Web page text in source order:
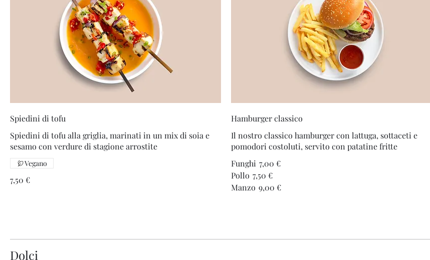
Spiedini di tofu
Spiedini di tofu alla griglia, marinati in un mix di soia e
sesamo con verdure di stagione arrostite
7,50 €
Vegano
Hamburger classico
Il nostro classico hamburger con lattuga, sottaceti e
pomodori costoluti, servito con patatine fritte
Funghi 7,00 €
Pollo 7,50 €
Manzo 9,00 €
Dolci